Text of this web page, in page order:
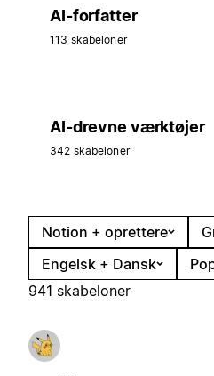
AI-forfatter
113 skabeloner
AI-drevne værktøjer
342 skabeloner
Notion + oprettere
Engelsk + Dansk
941 skabeloner